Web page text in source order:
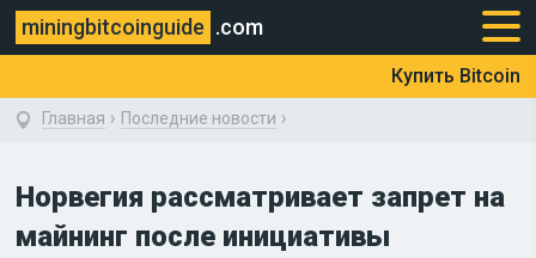
miningbitcoinguide .com
Купить Bitcoin
Главная › Последние новости ›
Норвегия рассматривает запрет на
майнинг после инициативы